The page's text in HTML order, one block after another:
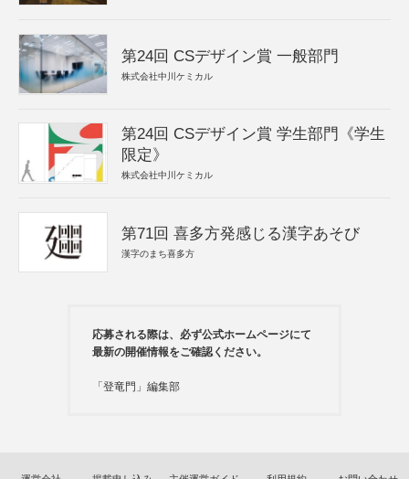
第24回 CSデザイン賞 一般部門
株式会社中川ケミカル
第24回 CSデザイン賞 学生部門《学生
限定》
株式会社中川ケミカル
第71回 喜多方発感じる漢字あそび
漢字のまち喜多方
応募される際は、必ず公式ホームページにて
最新の開催情報をご確認ください。
「登竜門」編集部